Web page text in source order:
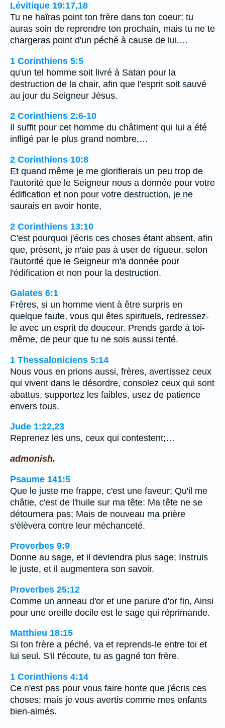
Lévitique 19:17,18
Tu ne haïras point ton frère dans ton coeur; tu
auras soin de reprendre ton prochain, mais tu ne te
chargeras point d'un péché à cause de lui.…
1 Corinthiens 5:5
qu'un tel homme soit livré à Satan pour la
destruction de la chair, afin que l'esprit soit sauvé
au jour du Seigneur Jésus.
2 Corinthiens 2:6-10
Il suffit pour cet homme du châtiment qui lui a été
infligé par le plus grand nombre,…
2 Corinthiens 10:8
Et quand même je me glorifierais un peu trop de
l'autorité que le Seigneur nous a donnée pour votre
édification et non pour votre destruction, je ne
saurais en avoir honte,
2 Corinthiens 13:10
C'est pourquoi j'écris ces choses étant absent, afin
que, présent, je n'aie pas à user de rigueur, selon
l'autorité que le Seigneur m'a donnée pour
l'édification et non pour la destruction.
Galates 6:1
Frères, si un homme vient à être surpris en
quelque faute, vous qui êtes spirituels, redressez-
le avec un esprit de douceur. Prends garde à toi-
même, de peur que tu ne sois aussi tenté.
1 Thessaloniciens 5:14
Nous vous en prions aussi, frères, avertissez ceux
qui vivent dans le désordre, consolez ceux qui sont
abattus, supportez les faibles, usez de patience
envers tous.
Jude 1:22,23
Reprenez les uns, ceux qui contestent;…
admonish.
Psaume 141:5
Que le juste me frappe, c'est une faveur; Qu'il me
châtie, c'est de l'huile sur ma tête: Ma tête ne se
détournera pas; Mais de nouveau ma prière
s'élèvera contre leur méchanceté.
Proverbes 9:9
Donne au sage, et il deviendra plus sage; Instruis
le juste, et il augmentera son savoir.
Proverbes 25:12
Comme un anneau d'or et une parure d'or fin, Ainsi
pour une oreille docile est le sage qui réprimande.
Matthieu 18:15
Si ton frère a péché, va et reprends-le entre toi et
lui seul. S'il t'écoute, tu as gagné ton frère.
1 Corinthiens 4:14
Ce n'est pas pour vous faire honte que j'écris ces
choses; mais je vous avertis comme mes enfants
bien-aimés.